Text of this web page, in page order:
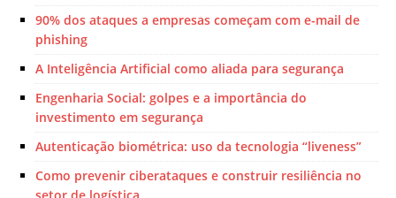
90% dos ataques a empresas começam com e-mail de
phishing
A Inteligência Artificial como aliada para segurança
Engenharia Social: golpes e a importância do
investimento em segurança
Autenticação biométrica: uso da tecnologia “liveness”
Como prevenir ciberataques e construir resiliência no
setor de logística